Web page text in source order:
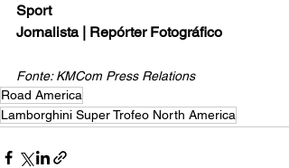
Sport
Jornalista | Repórter Fotográfico
Fonte: KMCom Press Relations
Road America
Lamborghini Super Trofeo North America